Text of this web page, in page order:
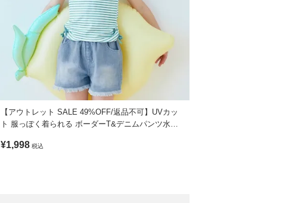
【アウトレット SALE 49%OFF/返品不可】UVカッ
ト 服っぽく着られる ボーダーT&デニムパンツ水着
¥1,998 税込